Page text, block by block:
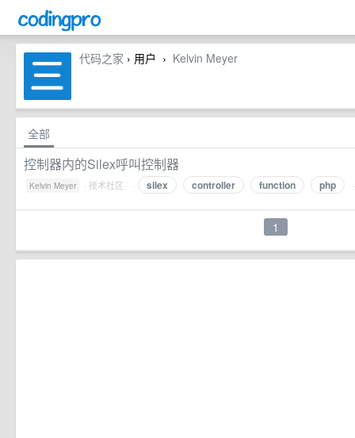
代码之家 › 用户 › Kelvin Meyer
全部
控制器内的Silex呼叫控制器
Kelvin Meyer · 技术社区 · silex controller function php
1